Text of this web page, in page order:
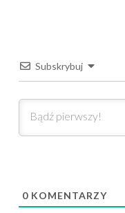
Subskrybuj
0 KOMENTARZY